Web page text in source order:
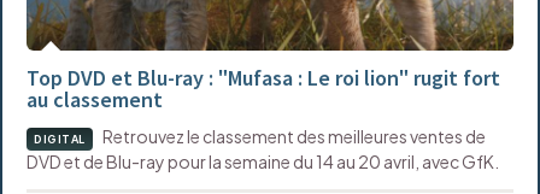
Top DVD et Blu-ray : "Mufasa : Le roi lion" rugit fort
au classement
DIGITAL
Retrouvez le classement des meilleures ventes de
DVD et de Blu-ray pour la semaine du 14 au 20 avril, avec GfK.